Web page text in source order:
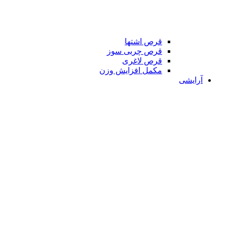
قرص اشتها
قرص چربی سوز
قرص لاغری
مکمل افزایش وزن
آرایشی